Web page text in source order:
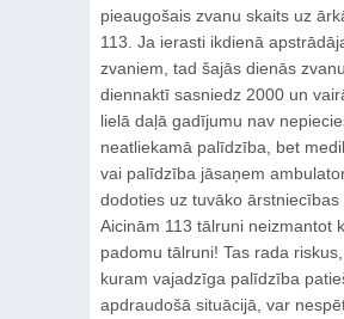
pieaugošais zvanu skaits uz
113. Ja ierasti ikdienā
zvaniem, tad šajās dienās
diennaktī sasniedz 2000 un
lielā daļā gadījumu nav
neatliekamā palīdzība, bet
vai palīdzība jāsaņem
dodoties uz tuvāko ārstniecības
Aicinām 113 tālruni neizmantot
padomu tālruni! Tas rada riskus,
kuram vajadzīga palīdzība
apdraudošā situācijā, var